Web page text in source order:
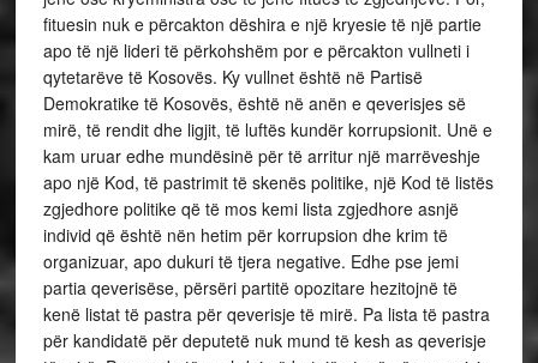
fituesin nuk e përcakton dëshira e një kryesie të një partie
apo të një lideri të përkohshëm por e përcakton vullneti i
qytetarëve të Kosovës. Ky vullnet është në Partisë
Demokratike të Kosovës, është në anën e qeverisjes së
mirë, të rendit dhe ligjit, të luftës kundër korrupsionit. Unë e
kam uruar edhe mundësinë për të arritur një marrëveshje
apo një Kod, të pastrimit të skenës politike, një Kod të listës
zgjedhore politike që të mos kemi lista zgjedhore asnjë
individ që është nën hetim për korrupsion dhe krim të
organizuar, apo dukuri të tjera negative. Edhe pse jemi
partia qeverisëse, përsëri partitë opozitare hezitojnë të
kenë listat të pastra për qeverisje të mirë. Pa lista të pastra
për kandidatë për deputetë nuk mund të kesh as qeverisje